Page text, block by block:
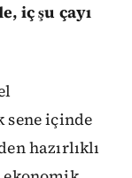
iç şu çayı
sene içinde
hazırlıklı